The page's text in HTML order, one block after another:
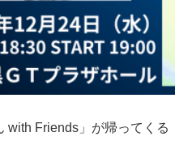
Friends」が帰ってくる